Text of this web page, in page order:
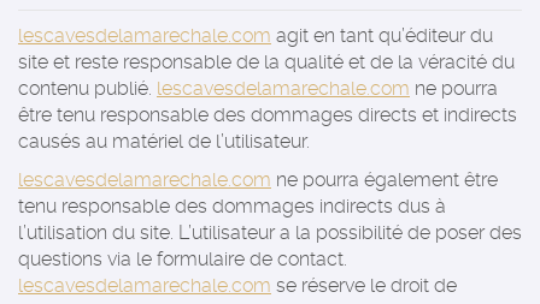
lescavesdelamarechale.com agit en tant qu’éditeur du
site et reste responsable de la qualité et de la véracité du
contenu publié. lescavesdelamarechale.com ne pourra
être tenu responsable des dommages directs et indirects
causés au matériel de l’utilisateur.
lescavesdelamarechale.com ne pourra également être
tenu responsable des dommages indirects dus à
l’utilisation du site. L’utilisateur a la possibilité de poser des
questions via le formulaire de contact.
lescavesdelamarechale.com se réserve le droit de